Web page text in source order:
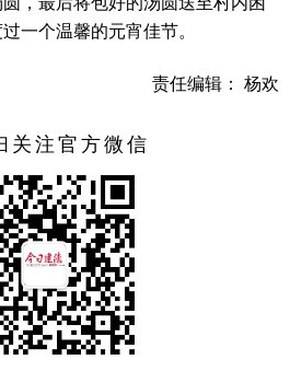
一个温馨的元宵佳节。
责任编辑： 杨欢
关注官方微信